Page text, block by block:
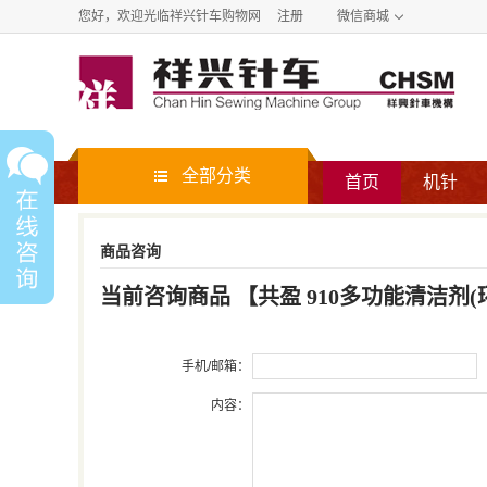
您好，欢迎光临祥兴针车购物网 注册 微信商城
全部分类 首页 机针
商品咨询
当前咨询商品 【共盈 910多功能清洁剂
手机/邮箱：
内容：